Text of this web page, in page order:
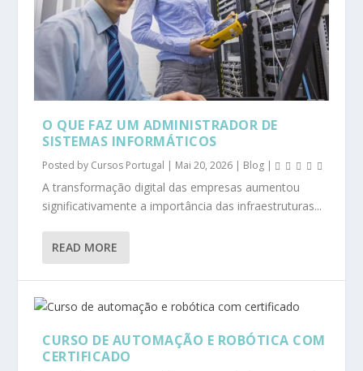
O QUE FAZ UM ADMINISTRADOR DE
SISTEMAS INFORMÁTICOS
Posted by Cursos Portugal | Mai 20, 2026 | Blog |
A transformação digital das empresas aumentou
significativamente a importância das infraestruturas...
READ MORE
CURSO DE AUTOMAÇÃO E ROBÓTICA COM
CERTIFICADO